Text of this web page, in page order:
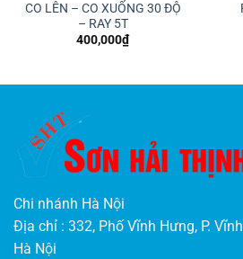
CO LÊN – CO XUỐNG 30 ĐỘ
– RAY 5T
400,000₫
Chi nhánh Hà Nội
Địa chỉ : 332, Phố Vĩnh Hưng, P.
Hà Nội